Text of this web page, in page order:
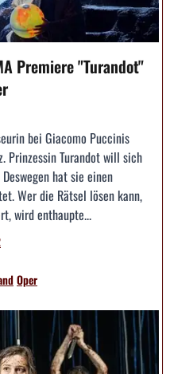
Premiere "Turandot"
bei Giacomo Puccinis
Prinzessin Turandot will sich
hat sie einen
Wer die Rätsel lösen kann,
wird enthaupte...
Oper